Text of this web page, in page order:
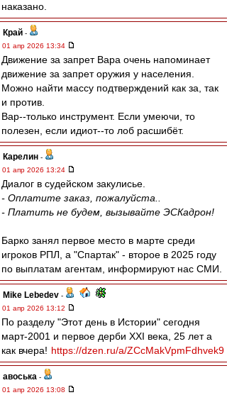
наказано.
Край -
01 апр 2026 13:34
Движение за запрет Вара очень напоминает
движение за запрет оружия у населения.
Можно найти массу подтверждений как за, так
и против.
Вар--только инструмент. Если умеючи, то
полезен, если идиот--то лоб расшибёт.
Карелин -
01 апр 2026 13:24
Диалог в судейском закулисье.
- Оплатите заказ, пожалуйста..
- Платить не будем, вызывайте ЭСКадрон!
Барко занял первое место в марте среди
игроков РПЛ, а "Спартак" - второе в 2025 году
по выплатам агентам, информируют нас СМИ.
Mike Lebedev -
01 апр 2026 13:12
По разделу "Этот день в Истории" сегодня
март-2001 и первое дерби XXI века, 25 лет а
как вчера! https://dzen.ru/a/ZCcMakVpmFdhvek9
авоська -
01 апр 2026 13:08